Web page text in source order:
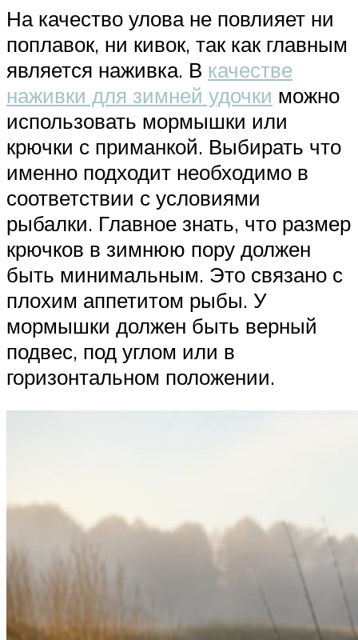
На качество улова не повлияет ни
поплавок, ни кивок, так как главным
является наживка. В качестве
наживки для зимней удочки можно
использовать мормышки или
крючки с приманкой. Выбирать что
именно подходит необходимо в
соответствии с условиями
рыбалки. Главное знать, что размер
крючков в зимнюю пору должен
быть минимальным. Это связано с
плохим аппетитом рыбы. У
мормышки должен быть верный
подвес, под углом или в
горизонтальном положении.